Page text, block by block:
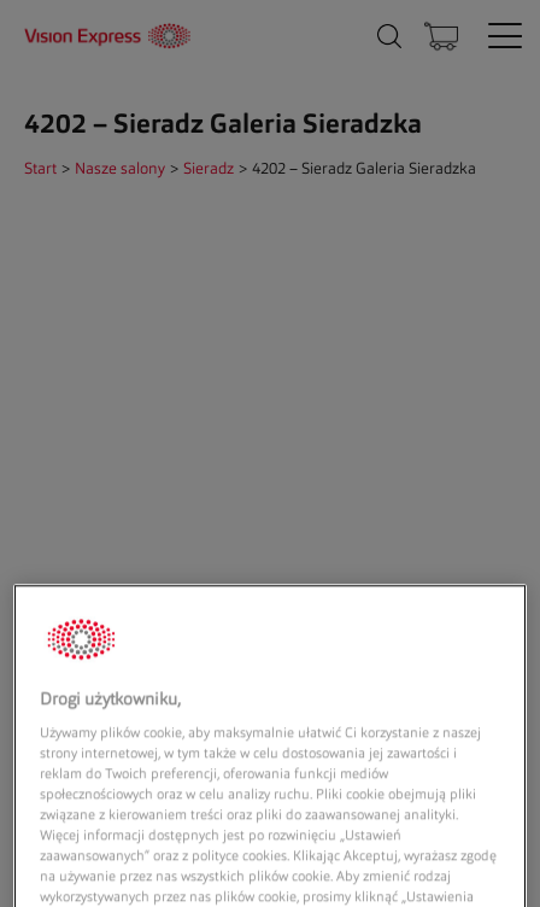
4202 – Sieradz Galeria Sieradzka
Start > Nasze salony > Sieradz > 4202 – Sieradz Galeria Sieradzka
Adres:
Galeria Sieradzka
al. Grunwaldzka 1
98-200 Sieradz
Godziny otwarcia:
Poniedziałek: 10:00
20:00
Drogi użytkowniku,
Używamy plików cookie, aby maksymalnie ułatwić Ci korzystanie z naszej
strony internetowej, w tym także w celu dostosowania jej zawartości i
reklam do Twoich preferencji, oferowania funkcji mediów
społecznościowych oraz w celu analizy ruchu. Pliki cookie obejmują pliki
związane z kierowaniem treści oraz pliki do zaawansowanej analityki.
Więcej informacji dostępnych jest po rozwinięciu „Ustawień
zaawansowanych” oraz z polityce cookies. Klikając Akceptuj, wyrażasz zgodę
na używanie przez nas wszystkich plików cookie. Aby zmienić rodzaj
wykorzystywanych przez nas plików cookie, prosimy kliknąć „Ustawienia